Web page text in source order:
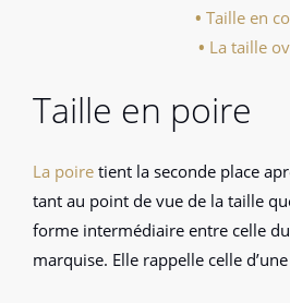
Taille en
La taille
Taille en poire
La poire tient la seconde place
tant au point de vue de la taille
forme intermédiaire entre celle
marquise. Elle rappelle celle